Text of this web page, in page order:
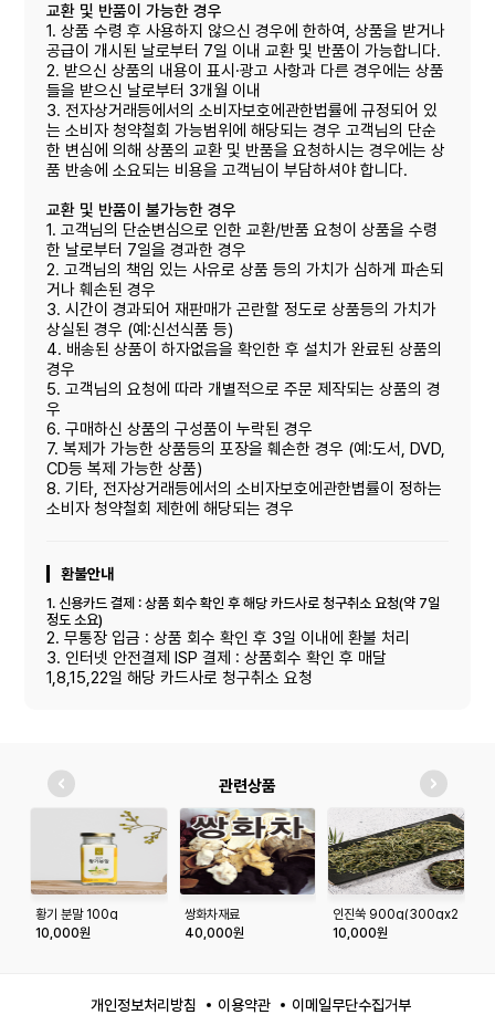
교환 및 반품이 가능한 경우
1. 상품 수령 후 사용하지 않으신 경우에 한하여, 상품을 받거나
공급이 개시된 날로부터 7일 이내 교환 및 반품이 가능합니다.
2. 받으신 상품의 내용이 표시·광고 사항과 다른 경우에는 상품
들을 받으신 날로부터 3개월 이내
3. 전자상거래등에서의 소비자보호에관한법률에 규정되어 있
는 소비자 청약철회 가능범위에 해당되는 경우 고객님의 단순
한 변심에 의해 상품의 교환 및 반품을 요청하시는 경우에는 상
품 반송에 소요되는 비용을 고객님이 부담하셔야 합니다.
교환 및 반품이 불가능한 경우
1. 고객님의 단순변심으로 인한 교환/반품 요청이 상품을 수령
한 날로부터 7일을 경과한 경우
2. 고객님의 책임 있는 사유로 상품 등의 가치가 심하게 파손되
거나 훼손된 경우
3. 시간이 경과되어 재판매가 곤란할 정도로 상품등의 가치가
상실된 경우 (예:신선식품 등)
4. 배송된 상품이 하자없음을 확인한 후 설치가 완료된 상품의
경우
5. 고객님의 요청에 따라 개별적으로 주문 제작되는 상품의 경
우
6. 구매하신 상품의 구성품이 누락된 경우
7. 복제가 가능한 상품등의 포장을 훼손한 경우 (예:도서, DVD,
CD등 복제 가능한 상품)
8. 기타, 전자상거래등에서의 소비자보호에관한볍률이 정하는
소비자 청약철회 제한에 해당되는 경우
환불안내
1. 신용카드 결제 : 상품 회수 확인 후 해당 카드사로 청구취소 요청(약 7일
정도 소요)
2. 무통장 입금 : 상품 회수 확인 후 3일 이내에 환불 처리
3. 인터넷 안전결제 ISP 결제 : 상품회수 확인 후 매달
1,8,15,22일 해당 카드사로 청구취소 요청
관련상품
황기 분말 100g
10,000원
쌍화차재료
40,000원
인진쑥 900g(300gx2
봉)
10,000원
개인정보처리방침 이용약관
이메일무단수집거부